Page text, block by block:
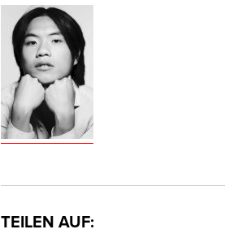
TEILEN AUF: